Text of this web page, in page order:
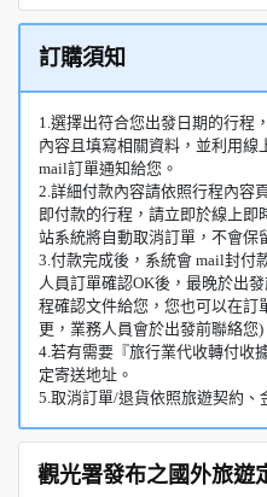
訂購須知
1.選擇出符合您出發日期的行程
內容且填寫相關資料，並利用
mail訂單通知給您。
2.詳細付款內容請依照行程內容
即付款的行程，請立即於線上
站系統將自動取消訂單，不會保
3.付款完成後，系統會 mail封付
人員訂單確認OK後，最晚於出
程確認文件給您，您也可以在訂
更，業務人員會於出發前聯絡您)
4.若有需要『旅行業代收轉付收
定寄送地址。
5.取消訂單/退貨依照旅遊契約、
觀光署發布之國外旅遊